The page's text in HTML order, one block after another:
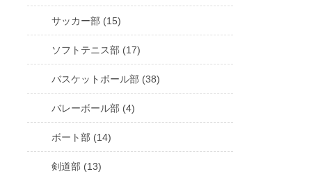
サッカー部 (15)
ソフトテニス部 (17)
バスケットボール部 (38)
バレーボール部 (4)
ボート部 (14)
剣道部 (13)